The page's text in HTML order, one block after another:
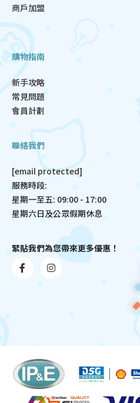
商戶加盟
購物指南
新手攻略
常見問題
會員計劃
聯絡我們
[email protected]
服務時段:
星期一至五: 09:00 - 17:00
星期六日及公眾假期休息
緊貼我們為您帶來更多優惠！